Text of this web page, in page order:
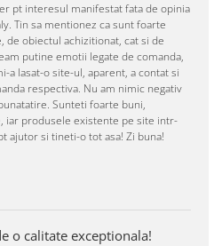
pt interesul manifestat fata de opinia
Tin sa mentionez ca sunt foarte
obiectul achizitionat, cat si de
putine emotii legate de comanda,
a lasat-o site-ul, aparent, a contat si
respectiva. Nu am nimic negativ
Sunteti foarte buni,
iar produsele existente pe site intr-
ajutor si tineti-o tot asa! Zi buna!
o calitate exceptionala!